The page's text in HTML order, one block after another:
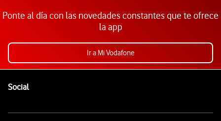
Ponte al día con las novedades constantes que te ofrece
la app
Ir a Mi Vodafone
SocialEnlaces a las redes sociales de Vodafone